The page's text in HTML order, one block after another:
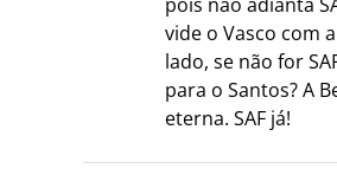
pois não adianta
vide o Vasco com
lado, se não for
para o Santos? A
eterna. SAF já!